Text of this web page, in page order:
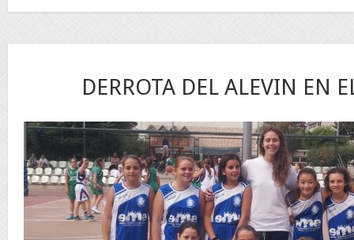
DERROTA DEL ALEVIN EN